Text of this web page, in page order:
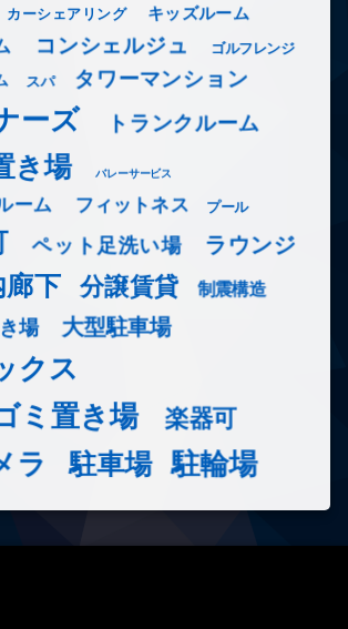
カーシェアリング キッズルーム
コンシェルジュ ゴルフレンジ
スパ タワーマンション
ーズ トランクルーム
き場 バレーサービス
ーム フィットネス プール
ペット足洗い場 ラウンジ
廊下 分譲賃貸 制震構造
場 大型駐車場
クス
ミ置き場
楽器可
ラ 駐車場 駐輪場